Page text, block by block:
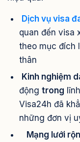
Dịch vụ visa
quan đến visa
theo mục đích
thân
Kinh nghiệm
động trong
Visa24h đã
những đơn vị
Mạng lưới